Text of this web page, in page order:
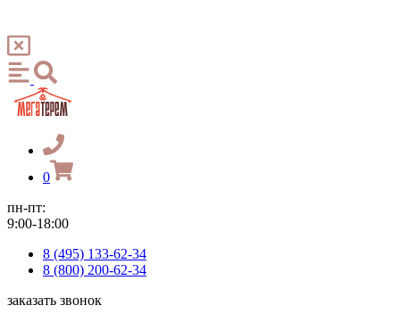
0
пн-пт:
9:00-18:00
8 (495) 133-62-34
8 (800) 200-62-34
заказать звонок